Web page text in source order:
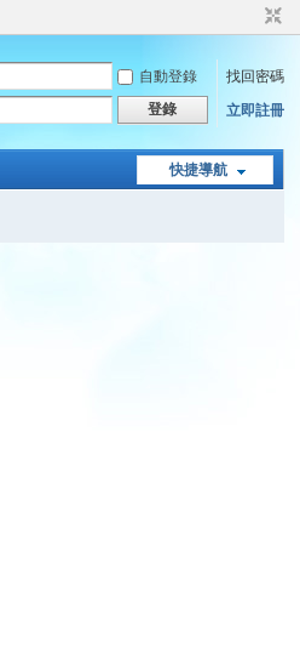
自動登錄
找回密碼
登錄 立即註冊
快捷導航